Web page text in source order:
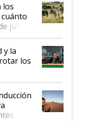
los
julio
y la
los